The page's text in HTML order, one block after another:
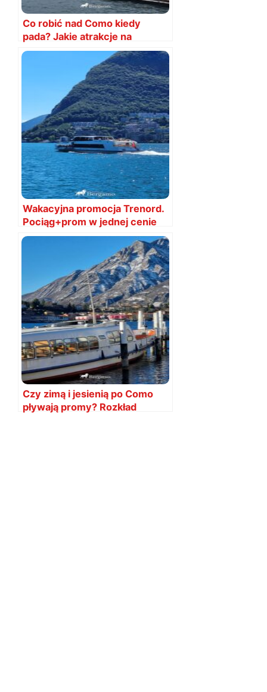
Co robić nad Como kiedy
pada? Jakie atrakcje na
deszcz?
Wakacyjna promocja Trenord.
Pociąg+prom w jednej cenie
Czy zimą i jesienią po Como
pływają promy? Rozkład